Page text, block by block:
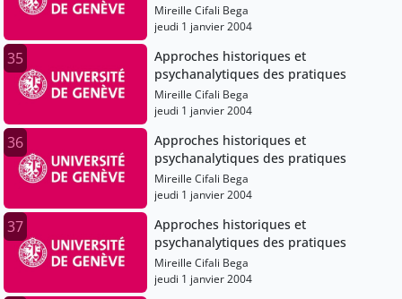
Mireille Cifali Bega
jeudi 1 janvier 2004
35
Approches historiques et
psychanalytiques des pratiques
Mireille Cifali Bega
jeudi 1 janvier 2004
36
Approches historiques et
psychanalytiques des pratiques
Mireille Cifali Bega
jeudi 1 janvier 2004
37
Approches historiques et
psychanalytiques des pratiques
Mireille Cifali Bega
jeudi 1 janvier 2004